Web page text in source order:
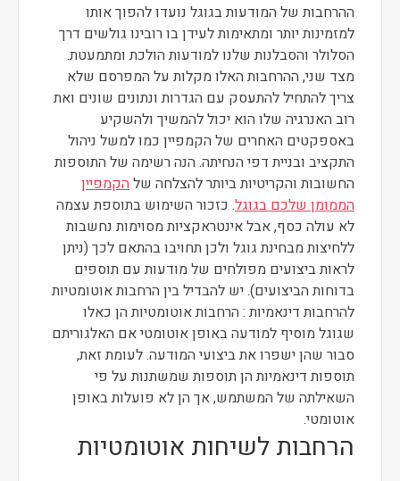
ההרחבות של המודעות בגוגל נועדו להפוך אותו
למזמינות יותר ומתאימות לעידן בו רובינו גולשים דרך
הסלולר והסבלנות שלנו למודעות הולכת ומתמעטת.
מצד שני, ההרחבות האלו מקלות על המפרסם שלא
צריך להתחיל להתעסק עם הגדרות ונתונים שונים ואת
רוב האנרגיה שלו הוא יכול להמשיך ולהשקיע
באספקטים האחרים של הקמפיין כמו למשל ניהול
התקציב ובניית דפי הנחיתה. הנה רשימה של התוספות
החשובות והקריטיות ביותר להצלחה שלהקמפיין
הממומן שלכם בגוגל. כזכור השימוש בתוספת עצמה
לא עולה כסף, אבל אינטראקציות מסוימות נחשבות
ללחיצות מבחינת גוגל ולכן תחויבו בהתאם לכך (ניתן
לראות ביצועים מפולחים של מודעות עם תוספים
בדוחות הביצועים). יש להבדיל בין הרחבות אוטומטיות
להרחבות דינאמיות : הרחבות אוטומטיות הן כאלו
שגוגל מוסיף למודעה באופן אוטומטי אם האלגוריתם
סבור שהן ישפרו את ביצועי המודעה. לעומת זאת,
תוספות דינאמיות הן תוספות שמשתנות על פי
השאילתה של המשתמש, אך הן לא פועלות באופן
אוטומטי.
הרחבות לשיחות אוטומטיות